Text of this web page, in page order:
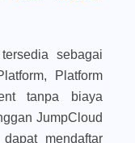
sebagai
Platform
tanpa biaya
JumpCloud
mendaftar